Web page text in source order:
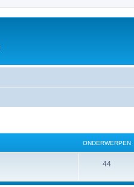
ONDERWERPEN
44